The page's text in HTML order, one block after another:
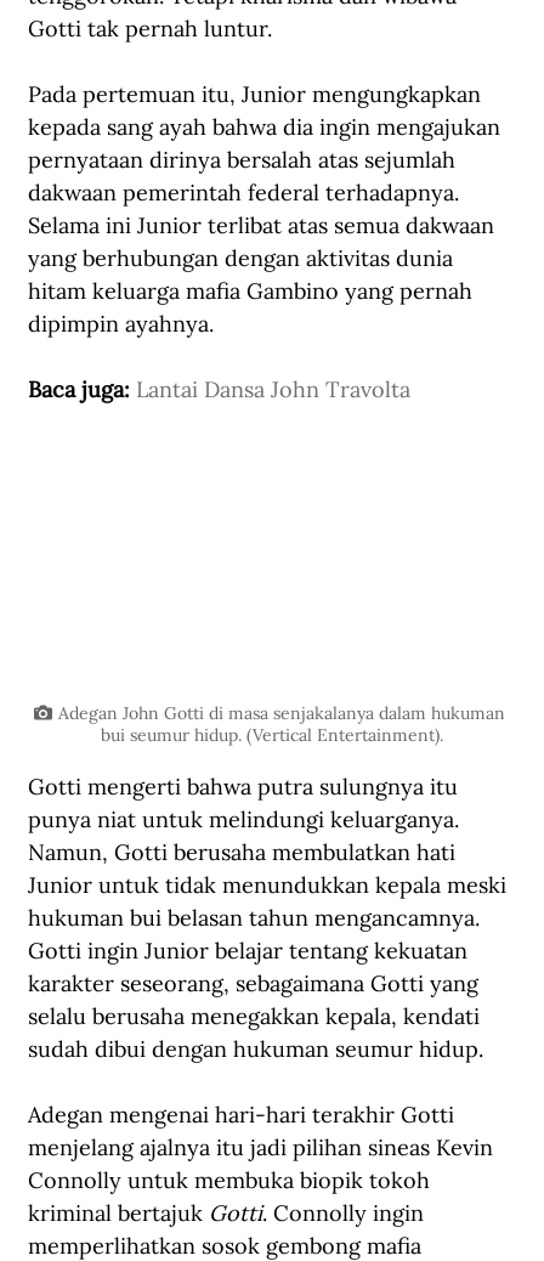
Gotti tak pernah luntur.
Pada pertemuan itu, Junior mengungkapkan
kepada sang ayah bahwa dia ingin mengajukan
pernyataan dirinya bersalah atas sejumlah
dakwaan pemerintah federal terhadapnya.
Selama ini Junior terlibat atas semua dakwaan
yang berhubungan dengan aktivitas dunia
hitam keluarga mafia Gambino yang pernah
dipimpin ayahnya.
Baca juga: Lantai Dansa John Travolta
Adegan John Gotti di masa senjakalanya dalam hukuman
bui seumur hidup. (Vertical Entertainment).
Gotti mengerti bahwa putra sulungnya itu
punya niat untuk melindungi keluarganya.
Namun, Gotti berusaha membulatkan hati
Junior untuk tidak menundukkan kepala meski
hukuman bui belasan tahun mengancamnya.
Gotti ingin Junior belajar tentang kekuatan
karakter seseorang, sebagaimana Gotti yang
selalu berusaha menegakkan kepala, kendati
sudah dibui dengan hukuman seumur hidup.
Adegan mengenai hari-hari terakhir Gotti
menjelang ajalnya itu jadi pilihan sineas Kevin
Connolly untuk membuka biopik tokoh
kriminal bertajuk Gotti. Connolly ingin
memperlihatkan sosok gembong mafia